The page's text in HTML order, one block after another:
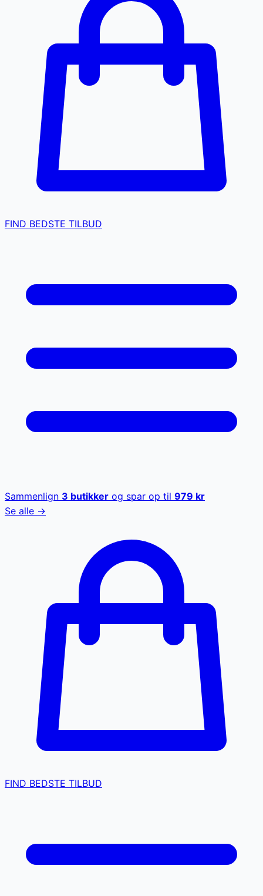
FIND BEDSTE TILBUD
Sammenlign 3 butikker og spar op til 979 kr
Se alle →
FIND BEDSTE TILBUD